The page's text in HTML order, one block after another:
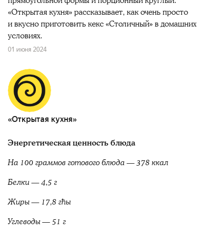
«Открытая кухня» рассказывает, как очень просто
и вкусно приготовить кекс «Столичный» в домашних
условиях.
01 июня 2024
«Открытая кухня»
Энергетическая ценность блюда
На 100 граммов готового блюда — 378 ккал
Белки — 4,5 г
Жиры — 17,8 гћы
Углеводы — 51 г